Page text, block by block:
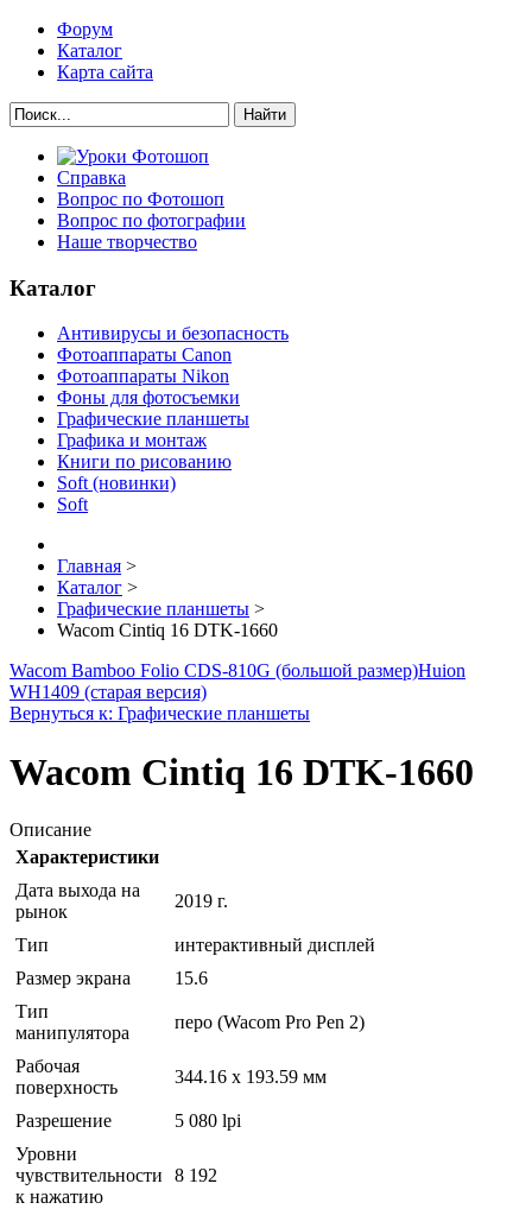
Форум
Каталог
Карта сайта
Найти
Справка
Вопрос по Фотошоп
Вопрос по фотографии
Наше творчество
Каталог
Антивирусы и безопасность
Фотоаппараты Canon
Фотоаппараты Nikon
Фоны для фотосъемки
Графические планшеты
Графика и монтаж
Книги по рисованию
Soft (новинки)
Soft
Главная >
Каталог >
Графические планшеты >
Wacom Cintiq 16 DTK-1660
Wacom Bamboo Folio CDS-810G (большой размер)Huion
WH1409 (старая версия)
Вернуться к: Графические планшеты
Wacom Cintiq 16 DTK-1660
Описание
Характеристики
Дата выхода на
рынок
2019 г.
Тип
интерактивный дисплей
Размер экрана
15.6
Тип
манипулятора
перо (Wacom Pro Pen 2)
Рабочая
поверхность
344.16 x 193.59 мм
Разрешение
5 080 lpi
Уровни
чувствительности
к нажатию
8 192